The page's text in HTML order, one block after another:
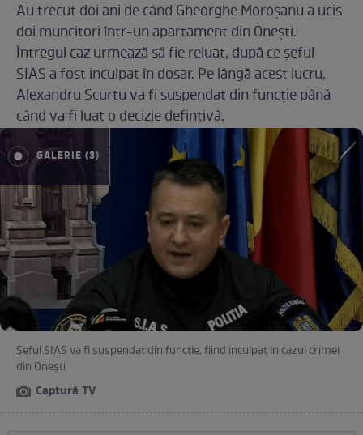
Au trecut doi ani de când Gheorghe Moroșanu a ucis
doi muncitori într-un apartament din Onești.
Întregul caz urmează să fie reluat, după ce șeful
SIAS a fost inculpat în dosar. Pe lângă acest lucru,
Alexandru Scurtu va fi suspendat din funcție până
când va fi luat o decizie defintivă.
GALERIE (3)
Șeful SIAS va fi suspendat din funcție, fiind inculpat în cazul crimei
din Onești
Captură TV